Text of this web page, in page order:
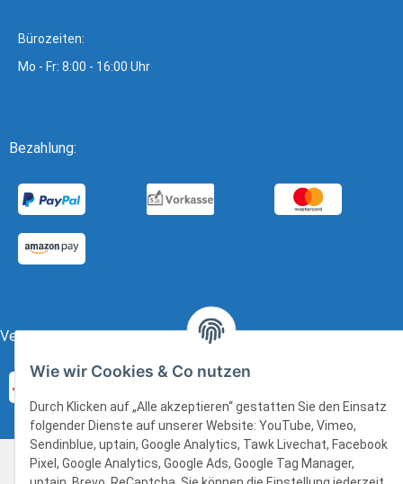
Bürozeiten:
Mo - Fr: 8:00 - 16:00 Uhr
Bezahlung:
Versand:
* Alle Preise inkl. gesetzlicher USt., zzgl.
Powered byJTL-Shop | realisiert mitjd.tec
Wie wir Cookies & Co nutzen
Durch Klicken auf „Alle akzeptieren“ gestatten Sie den Einsatz
folgender Dienste auf unserer Website: YouTube, Vimeo,
Sendinblue, uptain, Google Analytics, Tawk Livechat, Facebook
Pixel, Google Analytics, Google Ads, Google Tag Manager,